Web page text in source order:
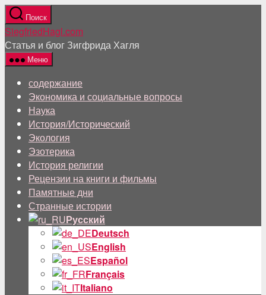
Перейти
к
содержанию
Поиск
SiegfriedHagl.com
Статья и блог Зигфрида Хагля
Меню
содержание
Экономика и социальные вопросы
Наука
История/Исторический
Экология
Эзотерика
История религии
Рецензии на книги и фильмы
Памятные дни
Странные истории
Русский
Deutsch
English
Español
Français
Italiano